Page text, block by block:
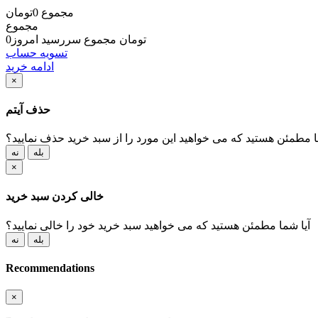
مجموع 0تومان
مجموع
0تومان مجموع سررسید امروز
تسویه حساب
ادامه خرید
×
حذف آیتم
مطمئن هستید که می خواهید این مورد را از سبد خرید حذف نمایید؟
نه
بله
×
خالی کردن سبد خرید
آیا شما مطمئن هستید که می خواهید سبد خرید خود را خالی نمایید؟
نه بله
Recommendations
×